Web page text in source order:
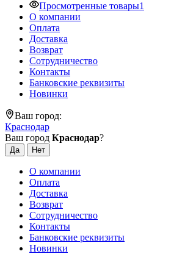
Просмотренные товары1
О компании
Оплата
Доставка
Возврат
Сотрудничество
Контакты
Банковские реквизиты
Новинки
Ваш город:
Краснодар
Ваш город Краснодар?
О компании
Оплата
Доставка
Возврат
Сотрудничество
Контакты
Банковские реквизиты
Новинки